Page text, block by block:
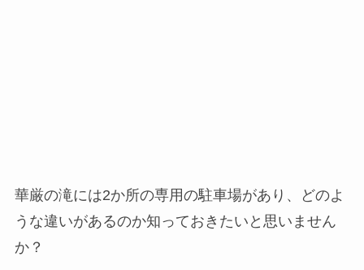
華厳の滝には2か所の専用の駐車場があり、どのよ
うな違いがあるのか知っておきたいと思いません
か？